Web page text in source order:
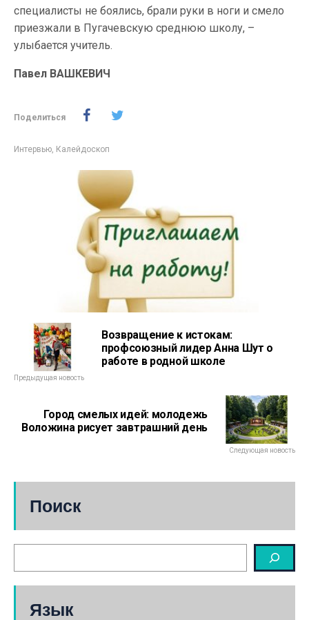
специалисты не боялись, брали руки в ноги и смело
приезжали в Пугачевскую среднюю школу, –
улыбается учитель.
Павел ВАШКЕВИЧ
Поделиться
Интервью, Калейдоскоп
Возвращение к истокам:
профсоюзный лидер Анна Шут о
работе в родной школе
Предыдущая новость
Город смелых идей: молодежь
Воложина рисует завтрашний день
Следующая новость
Поиск
Язык